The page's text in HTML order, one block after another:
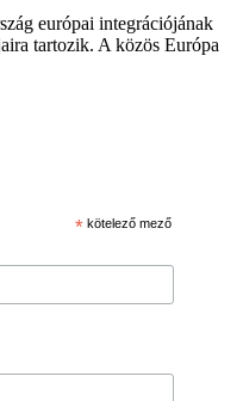
európai integrációjának
tartozik. A közös Európa
* kötelező mező